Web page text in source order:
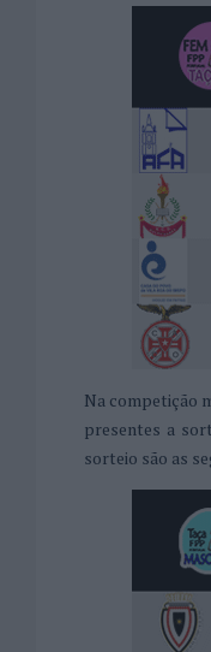
Na competição
presentes a
sorteio são as